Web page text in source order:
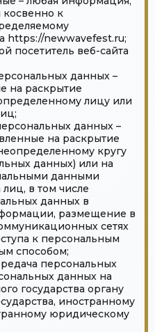
косвенно к
https://newwavefest.ru;
посетитель веб-сайта
данных –
на раскрытие
лицу или
данных –
на раскрытие
кругу
данных) или на
данными
в том числе
данных в
размещение в
сетях
к персональным
способом;
персональных
данных на
государства органу
иностранному
юридическому